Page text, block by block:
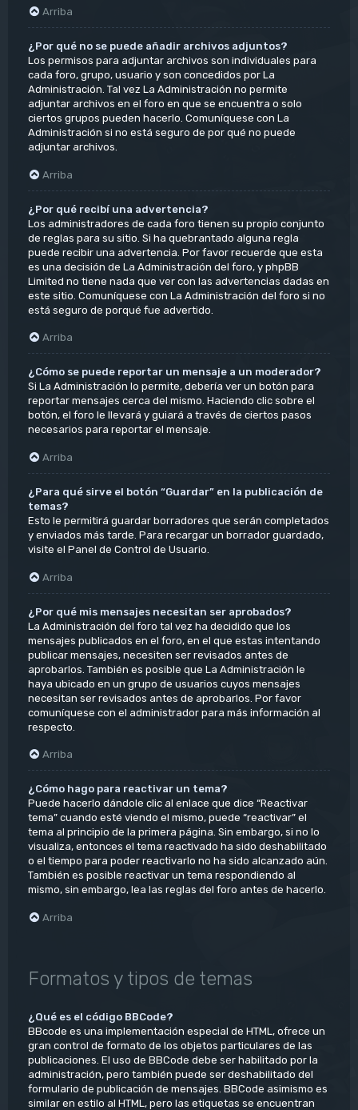
Arriba
¿Por qué no se puede añadir archivos adjuntos?
Los permisos para adjuntar archivos son individuales para
cada foro, grupo, usuario y son concedidos por La
Administración. Tal vez La Administración no permite
adjuntar archivos en el foro en que se encuentra o solo
ciertos grupos pueden hacerlo. Comuníquese con La
Administración si no está seguro de por qué no puede
adjuntar archivos.
Arriba
¿Por qué recibí una advertencia?
Los administradores de cada foro tienen su propio conjunto
de reglas para su sitio. Si ha quebrantado alguna regla
puede recibir una advertencia. Por favor recuerde que esta
es una decisión de La Administración del foro, y phpBB
Limited no tiene nada que ver con las advertencias dadas en
este sitio. Comuníquese con La Administración del foro si no
está seguro de porqué fue advertido.
Arriba
¿Cómo se puede reportar un mensaje a un moderador?
Si La Administración lo permite, debería ver un botón para
reportar mensajes cerca del mismo. Haciendo clic sobre el
botón, el foro le llevará y guiará a través de ciertos pasos
necesarios para reportar el mensaje.
Arriba
¿Para qué sirve el botón “Guardar” en la publicación de
temas?
Esto le permitirá guardar borradores que serán completados
y enviados más tarde. Para recargar un borrador guardado,
visite el Panel de Control de Usuario.
Arriba
¿Por qué mis mensajes necesitan ser aprobados?
La Administración del foro tal vez ha decidido que los
mensajes publicados en el foro, en el que estas intentando
publicar mensajes, necesiten ser revisados antes de
aprobarlos. También es posible que La Administración le
haya ubicado en un grupo de usuarios cuyos mensajes
necesitan ser revisados antes de aprobarlos. Por favor
comuníquese con el administrador para más información al
respecto.
Arriba
¿Cómo hago para reactivar un tema?
Puede hacerlo dándole clic al enlace que dice “Reactivar
tema” cuando esté viendo el mismo, puede “reactivar” el
tema al principio de la primera página. Sin embargo, si no lo
visualiza, entonces el tema reactivado ha sido deshabilitado
o el tiempo para poder reactivarlo no ha sido alcanzado aún.
También es posible reactivar un tema respondiendo al
mismo, sin embargo, lea las reglas del foro antes de hacerlo.
Arriba
Formatos y tipos de temas
¿Qué es el código BBCode?
BBcode es una implementación especial de HTML, ofrece un
gran control de formato de los objetos particulares de las
publicaciones. El uso de BBCode debe ser habilitado por la
administración, pero también puede ser deshabilitado del
formulario de publicación de mensajes. BBCode asimismo es
similar en estilo al HTML, pero las etiquetas se encuentran